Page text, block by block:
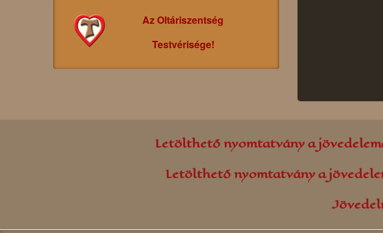
Az Oltáriszentség
Testvérisége!
Letölthető nyomtatvány a
Letölthető nyomtatvány a